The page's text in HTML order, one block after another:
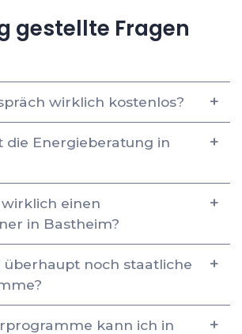
gestellte Fragen
wirklich kostenlos?
die Energieberatung in
einen
in Bastheim?
überhaupt noch staatliche
kann ich in